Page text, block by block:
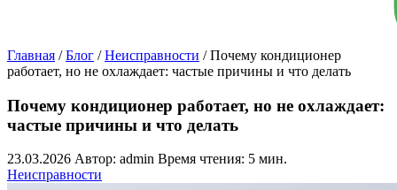
Главная / Блог / Неисправности / Почему кондиционер
работает, но не охлаждает: частые причины и что делать
Почему кондиционер работает, но не охлаждает:
частые причины и что делать
23.03.2026 Автор: admin Время чтения: 5 мин.
Неисправности